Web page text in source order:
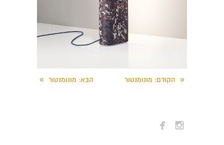
« הקודם: מונומנטור הבא: מונומנטור »
 